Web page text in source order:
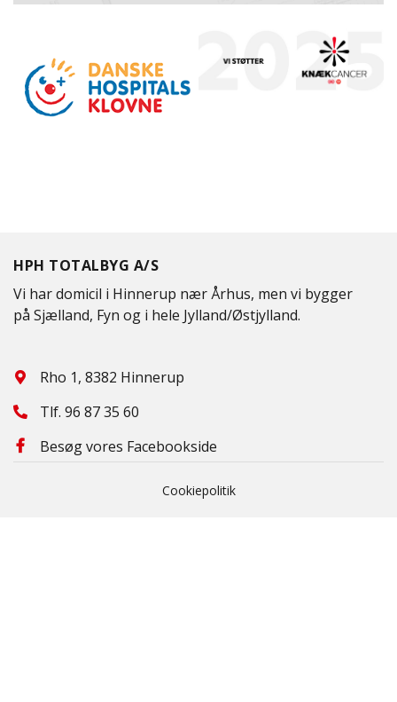
HPH TOTALBYG A/S
Vi har domicil i Hinnerup nær Århus, men vi bygger
på Sjælland, Fyn og i hele Jylland/Østjylland.
Rho 1, 8382 Hinnerup
Tlf. 96 87 35 60
Besøg vores Facebookside
Cookiepolitik